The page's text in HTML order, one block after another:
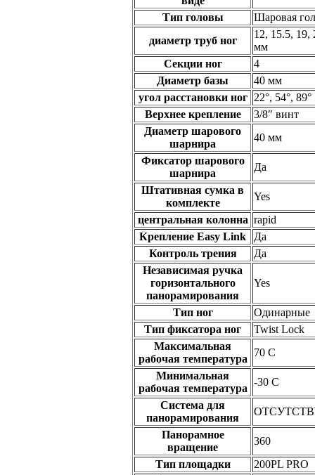
Тип головы
Шаровая
диаметр труб ног
12, 15.5, 19,
мм
Секции ног
4
Диаметр базы
40 мм
угол расстановки ног
22°, 54°, 89°
Верхнее крепление
3/8″ винт
Диаметр шарового
шарнира
40 мм
Фиксатор шарового
шарнира
Да
Штативная сумка в
комплекте
Yes
центральная колонна rapid
Крепление Easy Link
Да
Контроль трения
Да
Независимая ручка
горизонтального
панорамирования
Yes
Тип ног
Одинарные
Тип фиксатора ног
Twist Lock
Максимальная
рабочая температура
70 C
Минимальная
рабочая температура
-30 C
Система для
панорамирования
Панорамное
вращение
360
Тип площадки
200PL PRO